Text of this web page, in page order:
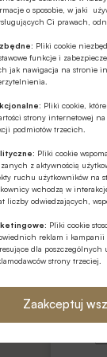
o sposobie, w jaki
Ci prawach,
Pliki cookie
funkcje i
jak nawigacja na stronie
Pliki cookie,
strony internetowej
podmiotów trzecich.
Pliki cookie
z aktywnością
ruchu użytkowników na
wchodzą w
liczby odwiedzających,
Pliki cookie
reklam i kampanii
dla poszczególnych
strony trzeciej.
Zaakceptuj
plików
:
się na